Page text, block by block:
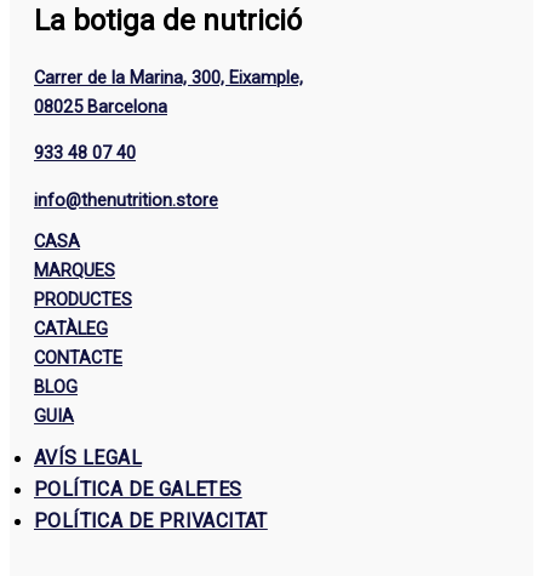
La botiga de nutrició
Carrer de la Marina, 300, Eixample,
08025 Barcelona
933 48 07 40
info@thenutrition.store
CASA
MARQUES
PRODUCTES
CATÀLEG
CONTACTE
BLOG
GUIA
AVÍS LEGAL
POLÍTICA DE GALETES
POLÍTICA DE PRIVACITAT